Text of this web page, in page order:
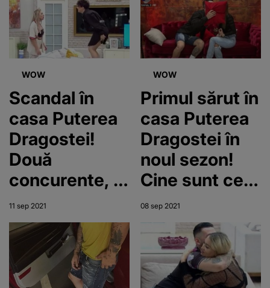
WOW
Scandal în
casa Puterea
Dragostei!
Două
concurente, la
un pas de a se
lua la bătaie
11 sep 2021
WOW
Primul sărut în
casa Puterea
Dragostei în
noul sezon!
Cine sunt cei
doi
îndrăgostiți?
08 sep 2021